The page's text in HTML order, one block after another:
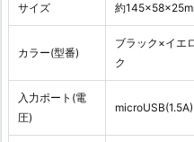
サイズ 約
カラー(型番)
ブラック×イエ
ク
入力ポート(電
圧)
microUSB(1.5A)